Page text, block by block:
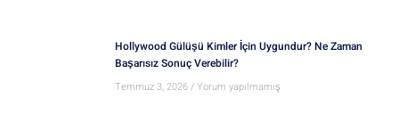
Hollywood Gülüşü Kimler İçin Uygundur? Ne Zaman
Başarısız Sonuç Verebilir?
Temmuz 3, 2026 Yorum yapılmamış